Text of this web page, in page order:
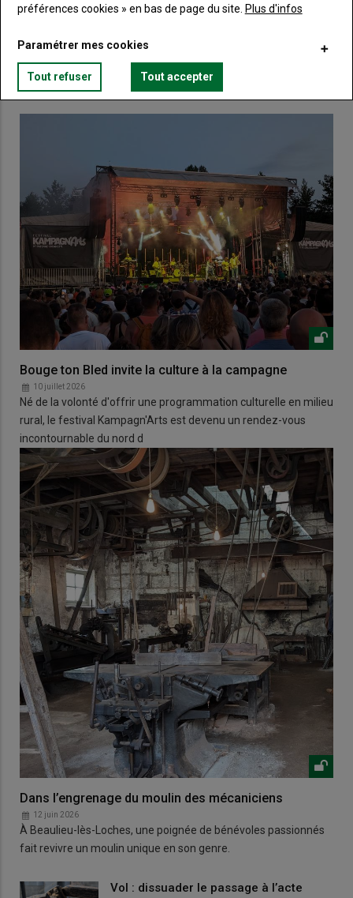
Lien Créez un compte
VOUS AIMEREZ AUSSI
Bouge ton Bled invite la culture à la campagne
10 juillet 2026
Né de la volonté d'offrir une programmation culturelle en milieu
rural, le festival Kampagn'Arts est devenu un rendez-vous
incontournable du nord d
Dans l’engrenage du moulin des mécaniciens
12 juin 2026
À Beaulieu-lès-Loches, une poignée de bénévoles passionnés
fait revivre un moulin unique en son genre.
Vol : dissuader le passage à l’acte
préférences cookies » en bas de page du site. Plus d'infos
Paramétrer mes cookies
Tout refuser Tout accepter